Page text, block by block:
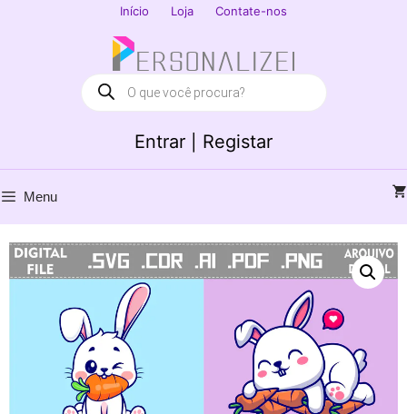
Início Loja Contate-nos
Entrar | Registar
Products
search
Menu